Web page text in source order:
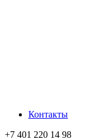
Контакты
+7 401 220 14 98